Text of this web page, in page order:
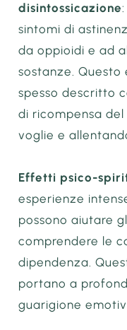
disintossicazione
sintomi di
da oppioidi e ad
sostanze.
spesso descritto
di ricompensa
voglie e
Effetti psico-
esperienze
possono aiutare
comprendere le
dipendenza.
portano a
guarigione